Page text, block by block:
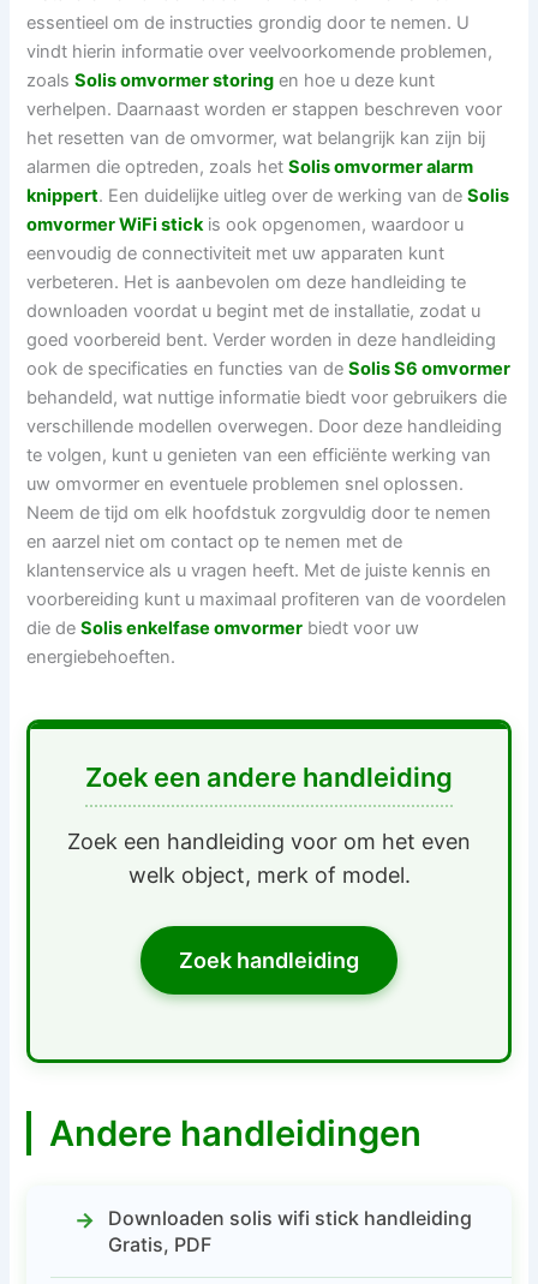
essentieel om de instructies grondig door te nemen. U
vindt hierin informatie over veelvoorkomende problemen,
zoalsSolis omvormer storing en hoe u deze kunt
verhelpen. Daarnaast worden er stappen beschreven voor
het resetten van de omvormer, wat belangrijk kan zijn bij
alarmen die optreden, zoals hetSolis omvormer alarm
knippert. Een duidelijke uitleg over de werking van deSolis
omvormer WiFi stickis ook opgenomen, waardoor u
eenvoudig de connectiviteit met uw apparaten kunt
verbeteren. Het is aanbevolen om deze handleiding te
downloaden voordat u begint met de installatie, zodat u
goed voorbereid bent. Verder worden in deze handleiding
ook de specificaties en functies van deSolis S6 omvormer
behandeld, wat nuttige informatie biedt voor gebruikers die
verschillende modellen overwegen. Door deze handleiding
te volgen, kunt u genieten van een efficiënte werking van
uw omvormer en eventuele problemen snel oplossen.
Neem de tijd om elk hoofdstuk zorgvuldig door te nemen
en aarzel niet om contact op te nemen met de
klantenservice als u vragen heeft. Met de juiste kennis en
voorbereiding kunt u maximaal profiteren van de voordelen
die deSolis enkelfase omvormer biedt voor uw
energiebehoeften.
Zoek een andere handleiding
Zoek een handleiding voor om het even
welk object, merk of model.
Zoek handleiding
Andere handleidingen
Downloaden solis wifi stick handleiding
Gratis, PDF